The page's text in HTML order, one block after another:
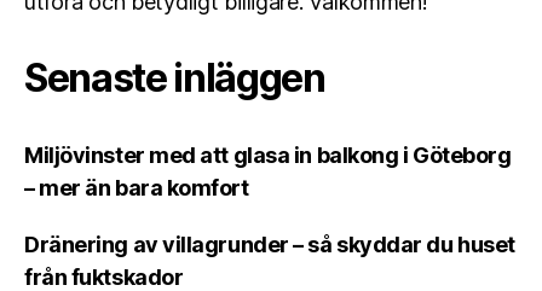
Senaste inläggen
Miljövinster med att glasa in balkong i Göteborg
– mer än bara komfort
Dränering av villagrunder – så skyddar du huset
från fuktskador